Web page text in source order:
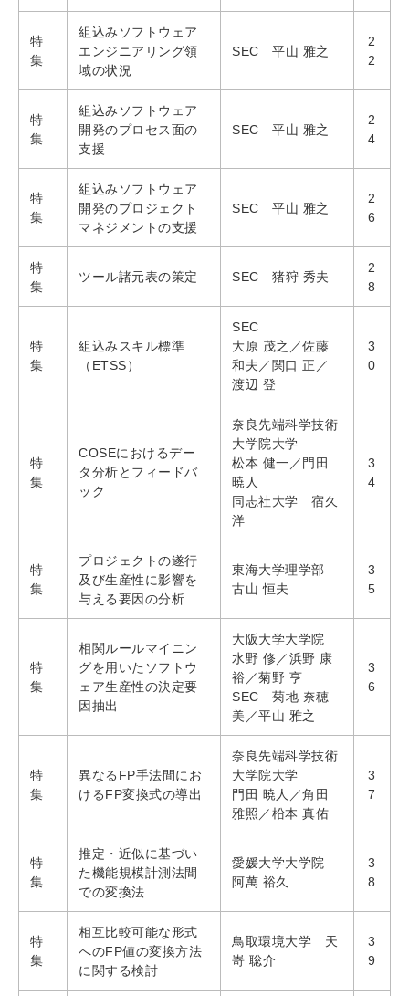
特
集
組込みソフトウェア
エンジニアリング領
域の状況
SEC 平山 雅之
2
2
特
集
組込みソフトウェア
開発のプロセス面の
支援
SEC 平山 雅之
2
4
特
集
組込みソフトウェア
開発のプロジェクト
マネジメントの支援
SEC 平山 雅之
2
6
特
集
ツール諸元表の策定 SEC 猪狩 秀夫
2
8
特
集
組込みスキル標準
（ETSS）
SEC
大原 茂之／佐藤
和夫／関口 正／
渡辺 登
3
0
特
集
COSEにおけるデー
タ分析とフィードバ
ック
奈良先端科学技術
大学院大学
松本 健一／門田
暁人
同志社大学 宿久
洋
3
4
特
集
プロジェクトの遂行
及び生産性に影響を
与える要因の分析
東海大学理学部
古山 恒夫
3
5
特
集
相関ルールマイニン
グを用いたソフトウ
ェア生産性の決定要
因抽出
大阪大学大学院
水野 修／浜野 康
裕／菊野 亨
SEC 菊地 奈穂
美／平山 雅之
3
6
特
集
異なるFP手法間にお
けるFP変換式の導出
奈良先端科学技術
大学院大学
門田 暁人／角田
雅照／柗本 真佑
3
7
特
集
推定・近似に基づい
た機能規模計測法間
での変換法
愛媛大学大学院
阿萬 裕久
3
8
特
集
相互比較可能な形式
へのFP値の変換方法
に関する検討
鳥取環境大学 天
嵜 聡介
3
9